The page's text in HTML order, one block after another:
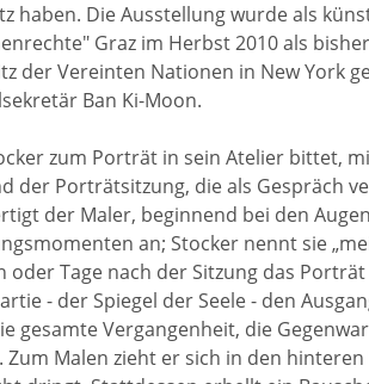
haben. Die Ausstellung wurde als
Graz im Herbst 2010 als
der Vereinten Nationen in New York
Ban Ki-Moon.
zum Porträt in sein Atelier bittet,
der Porträtsitzung, die als Gespräch
der Maler, beginnend bei den
an; Stocker nennt sie
oder Tage nach der Sitzung das
- der Spiegel der Seele - den
gesamte Vergangenheit, die
Zum Malen zieht er sich in den